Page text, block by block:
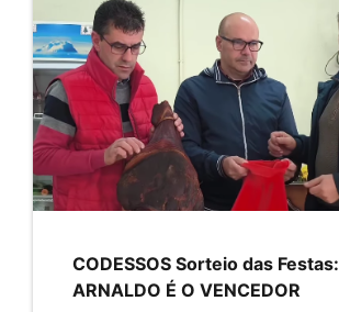
CODESSOS Sorteio das Festas:
ARNALDO É O VENCEDOR